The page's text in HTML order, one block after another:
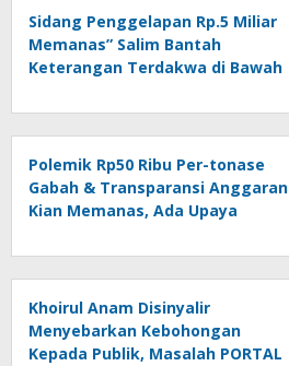
Sidang Penggelapan Rp.5 Miliar
Memanas” Salim Bantah
Keterangan Terdakwa di Bawah
Polemik Rp50 Ribu Per-tonase
Gabah & Transparansi Anggaran
Kian Memanas, Ada Upaya
*” PORTAL vs KEBIJAKAN
BODONG
Khoirul Anam Disinyalir
Menyebarkan Kebohongan
Kepada Publik, Masalah PORTAL